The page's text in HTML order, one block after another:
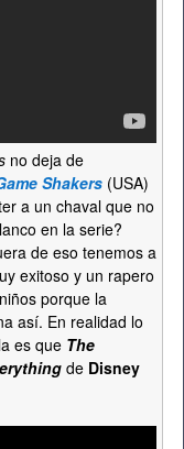
no deja de
Shakers (USA)
a un chaval que no
en la serie?
de eso tenemos a
exitoso y un rapero
porque la
así. En realidad lo
es que The
de Disney